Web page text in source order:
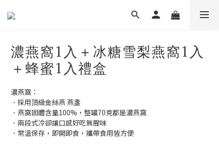
濃燕窩1入＋冰糖雪梨燕窩1入
＋蜂蜜1入禮盒
濃燕窩：
．採用頂級金絲燕 燕盞
．燕窩固體含量100%，整罐70克都是濃燕窩
．兩段式冷卻讓口感好吃無腥味
．常溫保存，即開即食，攜帶食用皆方便